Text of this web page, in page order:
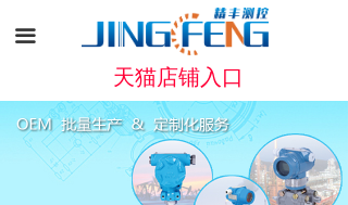
끀
天猫店铺入口